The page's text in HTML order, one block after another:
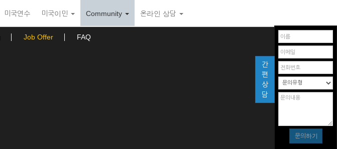
미국연수 미국이민 Community 온라인 상담
Job Offer FAQ
간
편
상
담